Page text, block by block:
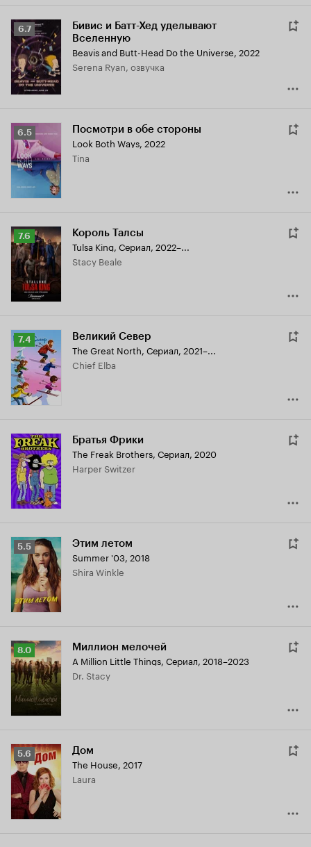
Рейтинг
Кинопоиска
6.7
6.7
Бивис и Батт-Хед уделывают
Вселенную
Beavis and Butt-Head Do the Universe, 2022
Serena Ryan, озвучка
Рейтинг
Кинопоиска
6.5
6.5 Посмотри в обе стороны
Look Both Ways, 2022
Tina
Рейтинг
Кинопоиска
7.6
7.6 Король Талсы
Tulsa King, Сериал, 2022–...
Stacy Beale
Рейтинг
Кинопоиска
7.4
7.4 Великий Север
The Great North, Сериал, 2021–...
Chief Elba
Братья Фрики
The Freak Brothers, Сериал, 2020
Harper Switzer
Рейтинг
Кинопоиска
5.5
5.5 Этим летом
Summer '03, 2018
Shira Winkle
Рейтинг
Кинопоиска
8.0
8.0 Миллион мелочей
A Million Little Things, Сериал, 2018–2023
Dr. Stacy
Рейтинг
Кинопоиска
5.6
5.6 Дом
The House, 2017
Laura